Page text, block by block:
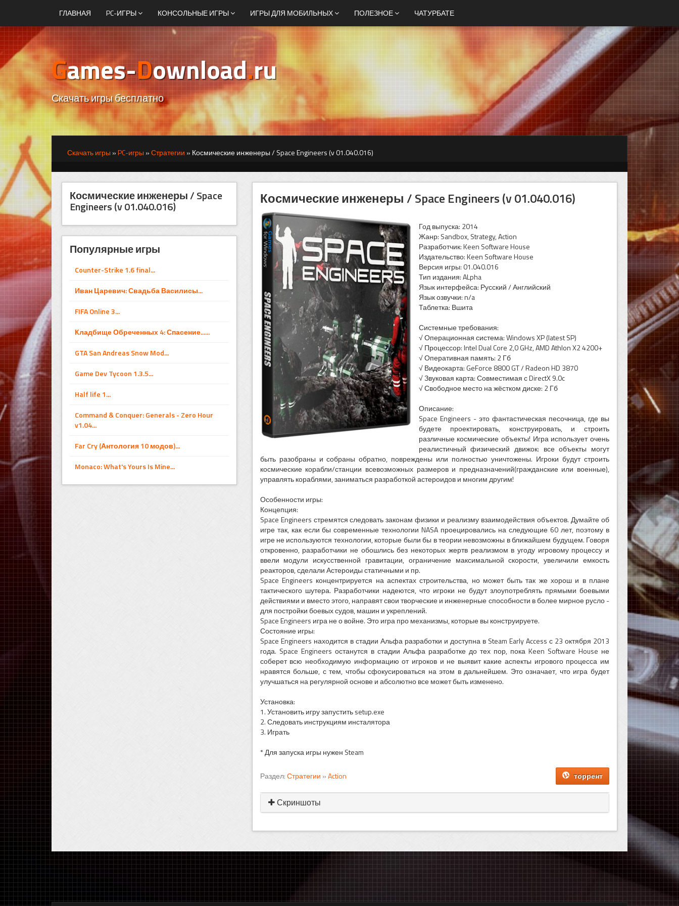
ГЛАВНАЯ PC-ИГРЫ КОНСОЛЬНЫЕ ИГРЫ ИГРЫ ДЛЯ МОБИЛЬНЫХ ПОЛЕЗНОЕ ЧАТУРБАТЕ
Games-Download.ru
Скачать игры бесплатно
Скачать игры »PC-игры »Стратегии » Космические инженеры / Space Engineers (v 01.040.016)
Космические инженеры / Space
Engineers (v 01.040.016)
Популярные игры
Counter-Strike 1.6 final...
Иван Царевич: Свадьба Василисы...
FIFA Online 3...
Кладбище Обреченных 4: Спасение......
GTA San Andreas Snow Mod...
Game Dev Tycoon 1.3.5...
Half life 1...
Command & Conquer: Generals - Zero Hour
v1.04...
Far Cry (Антология 10 модов)...
Monaco: What's Yours Is Mine...
Космические инженеры / Space Engineers (v 01.040.016)
Год выпуска: 2014
Жанр: Sandbox, Strategy, Action
Разработчик: Keen Software House
Издательство: Keen Software House
Версия игры: 01.040.016
Тип издания: ALpha
Язык интерфейса: Русский / Английский
Язык озвучки: n/a
Таблетка: Вшита
Системные требования:
√ Операционная система: Windows XP (latest SP)
√ Процессор: Intel Dual Core 2,0 GHz, AMD Athlon X2 4200+
√ Оперативная память: 2 Гб
√ Видеокарта: GeForce 8800 GT / Radeon HD 3870
√ Звуковая карта: Совместимая с DirectX 9.0c
√ Свободное место на жёстком диске: 2 Гб
Описание:
Space Engineers - это фантастическая песочница, где вы
будете проектировать, конструировать, и строить
различные космические объекты! Игра использует очень
реалистичный физический движок: все объекты могут
быть разобраны и собраны обратно, повреждены или полностью уничтожены. Игроки будут строить
космические корабли/станции всевозможных размеров и предназначений(гражданские или военные),
управлять кораблями, заниматься разработкой астероидов и многим другим!
Особенности игры:
Концепция:
Space Engineers стремятся следовать законам физики и реализму взаимодействия объектов. Думайте об
игре так, как если бы современные технологии NASA проецировались на следующие 60 лет, поэтому в
игре не используются технологии, которые были бы в теории невозможны в ближайшем будущем. Говоря
откровенно, разработчики не обошлись без некоторых жертв реализмом в угоду игровому процессу и
ввели модули искусственной гравитации, ограничение максимальной скорости, увеличили емкость
реакторов, сделали Астероиды статичными и пр.
Space Engineers концентрируется на аспектах строительства, но может быть так же хорош и в плане
тактического шутера. Разработчики надеются, что игроки не будут злоупотреблять прямыми боевыми
действиями и вместо этого, направят свои творческие и инженерные способности в более мирное русло -
для постройки боевых судов, машин и укреплений.
Space Engineers игра не о войне. Это игра про механизмы, которые вы конструируете.
Состояние игры:
Space Engineers находится в стадии Альфа разработки и доступна в Steam Early Access с 23 октября 2013
года. Space Engineers останутся в стадии Альфа разработке до тех пор, пока Keen Software House не
соберет всю необходимую информацию от игроков и не выявит какие аспекты игрового процесса им
нравятся больше, с тем, чтобы сфокусироваться на этом в дальнейшем. Это означает, что игра будет
улучшаться на регулярной основе и абсолютно все может быть изменено.
Установка:
1. Установить игру запустить setup.exe
2. Следовать инструкциям инсталятора
3. Играть
* Для запуска игры нужен Steam
Раздел:Стратегии »Action торрент
Скриншоты